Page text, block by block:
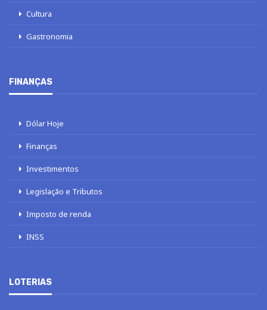
Cultura
Gastronomia
FINANÇAS
Dólar Hoje
Finanças
Investimentos
Legislação e Tributos
Imposto de renda
INSS
LOTERIAS